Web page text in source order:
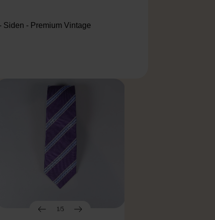
Siden - Premium Vintage
1/5